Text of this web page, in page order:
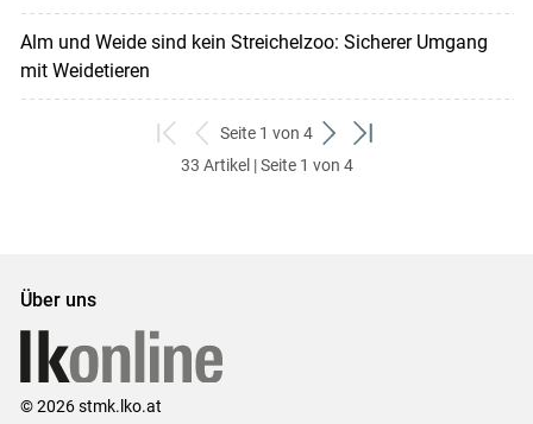
Alm und Weide sind kein Streichelzoo: Sicherer Umgang
mit Weidetieren
zum
ersten
zurück
zum
Seite 1 von 4
weiter
zum
zum
33 Artikel | Seite 1 von 4
Über uns
© 2026 stmk.lko.at